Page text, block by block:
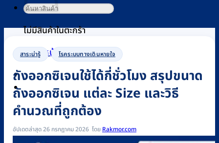
ไม่มีสินค้าในตะกร้า
กลับสู่หน้าร้านค้า
0
ค้นหา:
สาระน่ารู้ , โรคระบบทางเดินหายใจ
ถังออกซิเจนใช้ได้กี่ชั่วโมง สรุปขนาด
ถังออกซิเจน แต่ละ Size และวิธี
คำนวณที่ถูกต้อง
อัปเดตล่าสุด 26 กรกฎาคม 2026 Rakmor.com